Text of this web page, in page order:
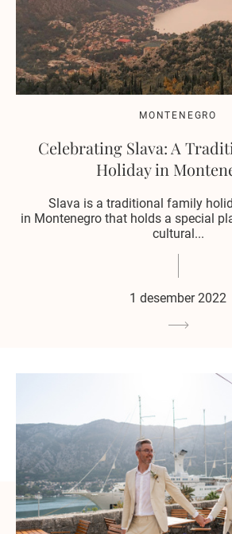
MONTENEGRO
Celebrating Slava: A
Holiday in
Slava is a traditional family
in Montenegro that holds a special
cultural...
1 desember 2022